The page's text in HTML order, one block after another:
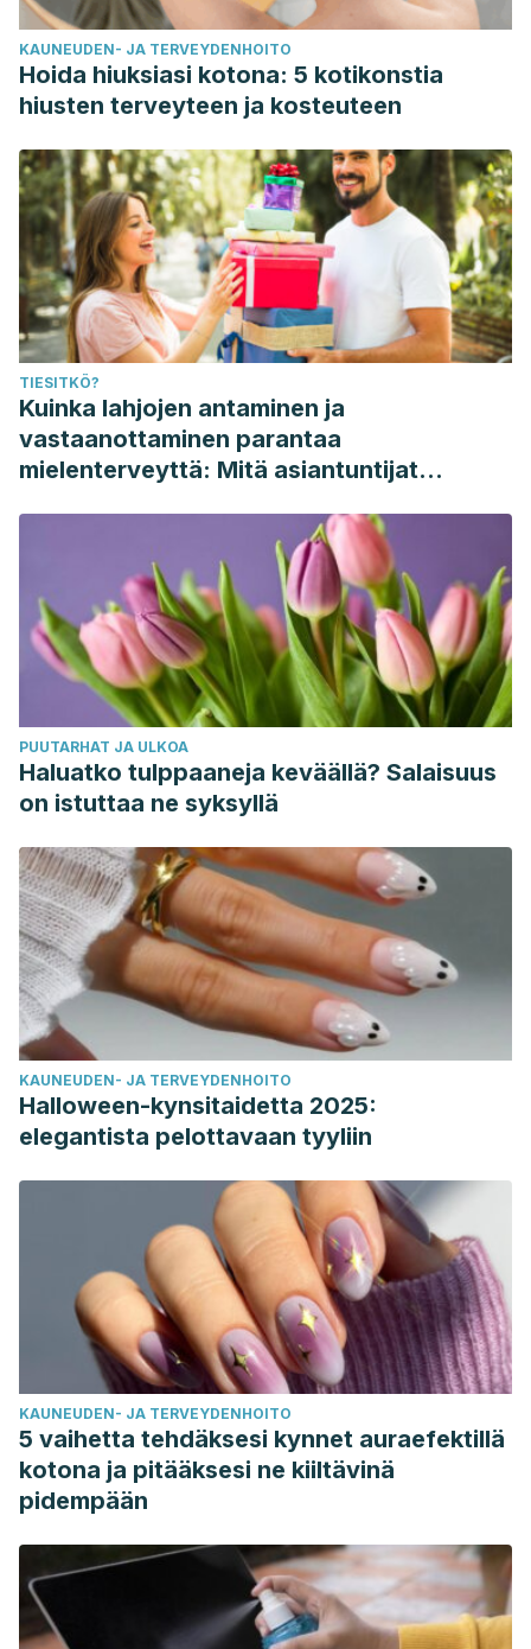
KAUNEUDEN- JA TERVEYDENHOITO
Hoida hiuksiasi kotona: 5 kotikonstia
hiusten terveyteen ja kosteuteen
TIESITKÖ?
Kuinka lahjojen antaminen ja
vastaanottaminen parantaa
mielenterveyttä: Mitä asiantuntijat
PUUTARHAT JA ULKOA
Haluatko tulppaaneja keväällä? Salaisuus
on istuttaa ne syksyllä
KAUNEUDEN- JA TERVEYDENHOITO
Halloween-kynsitaidetta 2025:
elegantista pelottavaan tyyliin
KAUNEUDEN- JA TERVEYDENHOITO
5 vaihetta tehdäksesi kynnet auraefektillä
kotona ja pitääksesi ne kiiltävinä
pidempään